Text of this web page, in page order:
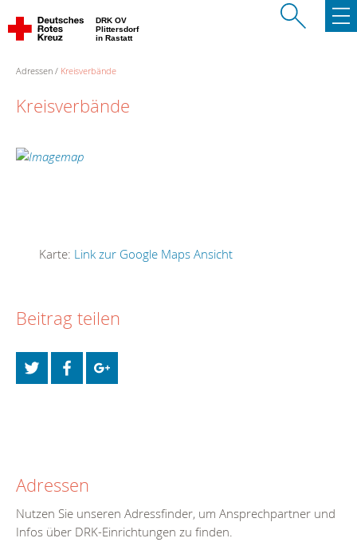
DRK OV
Plittersdorf
in Rastatt
Adressen Kreisverbände
Kreisverbände
Karte: Link zur Google Maps Ansicht
Beitrag teilen
Adressen
Nutzen Sie unseren Adressfinder, um Ansprechpartner und
Infos über DRK-Einrichtungen zu finden.